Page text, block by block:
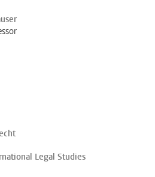
Legal Studies